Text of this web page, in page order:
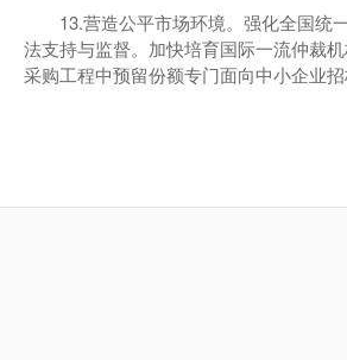
13.营造公平市场环境。强化全国统
法支持与监督。加快培育国际一流仲裁
采购工程中预留份额专门面向中小企业